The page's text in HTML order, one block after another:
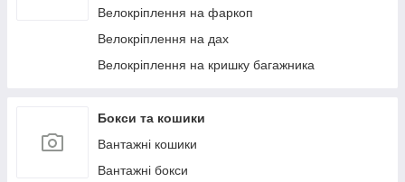
Велокріплення на фаркоп
Велокріплення на дах
Велокріплення на кришку багажника
Бокси та кошики
Вантажні кошики
Вантажні бокси